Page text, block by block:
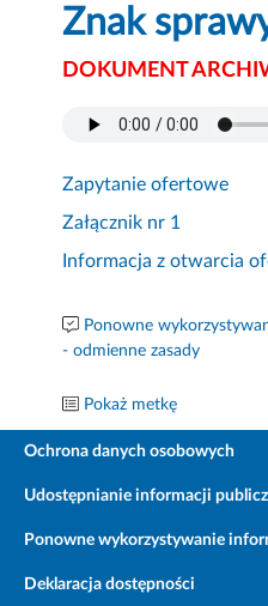
Znak
DOKUMENT
Zapytanie ofertowe
Załącznik nr 1
Informacja z otwarcia
Ponowne
- odmienne zasady
Pokaż metkę
Ochrona danych osobowych
Udostępnianie informacji
Ponowne wykorzystywanie
Deklaracja dostępności